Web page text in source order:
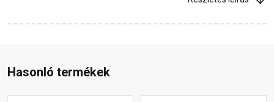
Hasonló termékek